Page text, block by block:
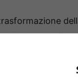
la lamella.Il
immerso in